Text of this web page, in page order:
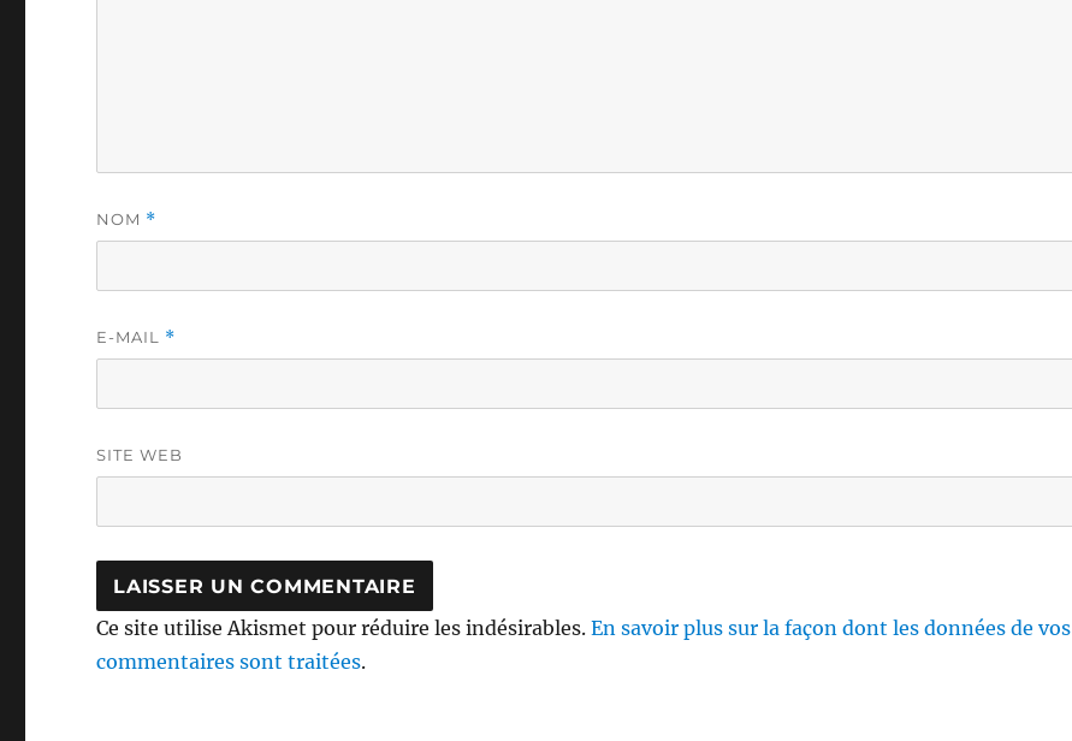
NOM *
E-MAIL *
SITE WEB
Ce site utilise Akismet pour réduire les indésirables.En savoir plus sur la façon dont les données de vos
commentaires sont traitées.